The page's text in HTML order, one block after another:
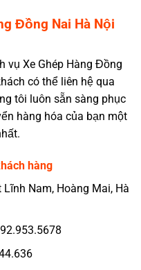
Đồng Nai Hà Nội
Xe Ghép Hàng Đồng
có thể liên hệ qua
tôi luôn sẵn sàng phục
hàng hóa của bạn một
hàng
Lĩnh Nam, Hoàng Mai, Hà